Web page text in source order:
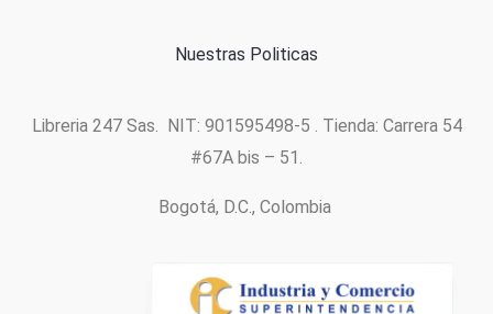
Nuestras Politicas
Libreria 247 Sas. NIT: 901595498-5 . Tienda: Carrera 54
#67A bis – 51.
Bogotá, D.C., Colombia